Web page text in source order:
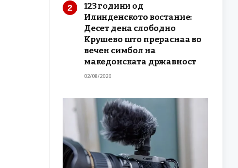
123 години од
Илинденското востание:
Десет дена слободно
Крушево што прераснаа во
вечен симбол на
македонската државност
02/08/2026